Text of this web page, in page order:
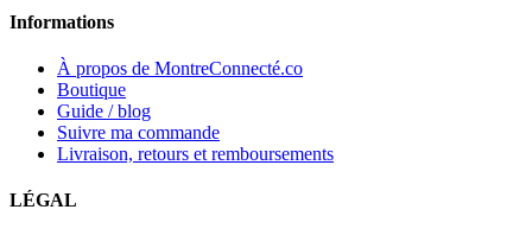
Informations
À propos de MontreConnecté.co
Boutique
Guide / blog
Suivre ma commande
Livraison, retours et remboursements
LÉGAL